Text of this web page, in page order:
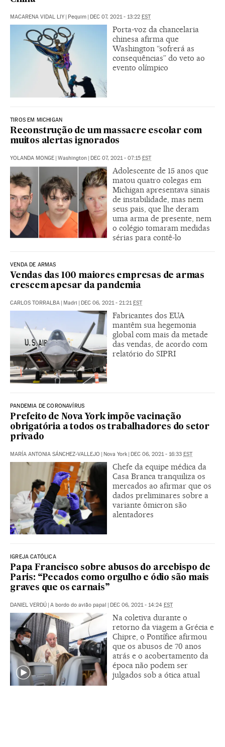
MACARENA VIDAL LIY | Pequim | DEC 07, 2021 - 13:22 EST
Porta-voz da chancelaria
chinesa afirma que
Washington “sofrerá as
consequências” do veto ao
evento olímpico
TIROS EM MICHIGAN
Reconstrução de um massacre escolar com
muitos alertas ignorados
YOLANDA MONGE | Washington | DEC 07, 2021 - 07:15 EST
Adolescente de 15 anos que
matou quatro colegas em
Michigan apresentava sinais
de instabilidade, mas nem
seus pais, que lhe deram
uma arma de presente, nem
o colégio tomaram medidas
sérias para contê-lo
VENDA DE ARMAS
Vendas das 100 maiores empresas de armas
crescem apesar da pandemia
CARLOS TORRALBA | Madri | DEC 06, 2021 - 21:21 EST
Fabricantes dos EUA
mantêm sua hegemonia
global com mais da metade
das vendas, de acordo com
relatório do SIPRI
PANDEMIA DE CORONAVÍRUS
Prefeito de Nova York impõe vacinação
obrigatória a todos os trabalhadores do setor
privado
MARÍA ANTONIA SÁNCHEZ-VALLEJO | Nova York | DEC 06, 2021 - 16:33 EST
Chefe da equipe médica da
Casa Branca tranquiliza os
mercados ao afirmar que os
dados preliminares sobre a
variante ômicron são
alentadores
IGREJA CATÓLICA
Papa Francisco sobre abusos do arcebispo de
Paris: “Pecados como orgulho e ódio são mais
graves que os carnais”
DANIEL VERDÚ A bordo do avião papal DEC 06, 2021 - 14:24 EST
Na coletiva durante o
retorno da viagem a Grécia e
Chipre, o Pontífice afirmou
que os abusos de 70 anos
atrás e o acobertamento da
época não podem ser
julgados sob a ótica atual